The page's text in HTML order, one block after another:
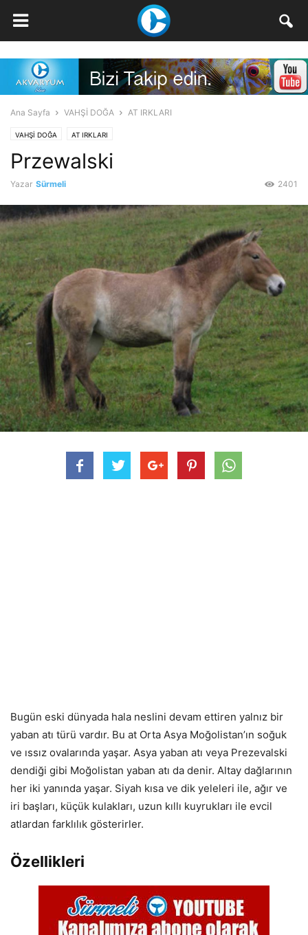
Ana Sayfa VAHŞİ DOĞA AT IRKLARI
VAHŞİ DOĞA AT IRKLARI
Przewalski
Yazar Sürmeli 2401
Bugün eski dünyada hala neslini devam ettiren yalnız bir
yaban atı türü vardır. Bu at Orta Asya Moğolistan’ın soğuk
ve ıssız ovalarında yaşar. Asya yaban atı veya Prezevalski
dendiği gibi Moğolistan yaban atı da denir. Altay dağlarının
her iki yanında yaşar. Siyah kısa ve dik yeleleri ile, ağır ve
iri başları, küçük kulakları, uzun kıllı kuyrukları ile evcil
atlardan farklılık gösterirler.
Özellikleri